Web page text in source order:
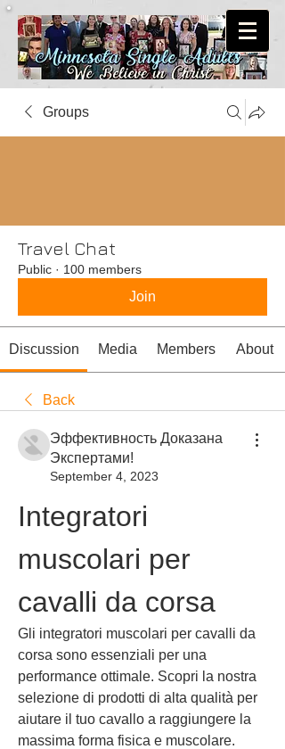
Groups
Travel Chat
Public · 100 members
Join
Discussion Media Members About
Back
Эффективность Доказана
Экспертами!
September 4, 2023
Integratori
muscolari per
cavalli da corsa
Gli integratori muscolari per cavalli da
corsa sono essenziali per una
performance ottimale. Scopri la nostra
selezione di prodotti di alta qualità per
aiutare il tuo cavallo a raggiungere la
massima forma fisica e muscolare.